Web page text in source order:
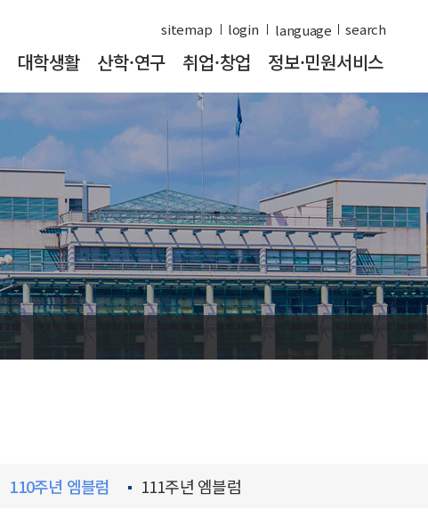
sitemap login search
대학생활 산학·연구 취업·창업 정보·민원서비스
110주년 엠블럼 111주년 엠블럼